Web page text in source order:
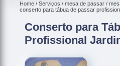
Home Serviços mesa de passar
conserto para tábua de passar
Conserto para
Profissional